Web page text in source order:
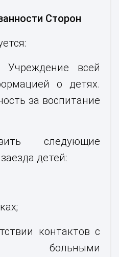
Сторон
Учреждение всей
о детях.
за воспитание
следующие
детей:
контактов с
больными